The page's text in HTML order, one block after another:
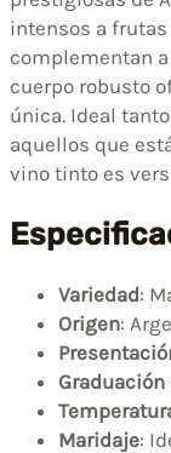
intensos a
complementan
cuerpo robusto
única. Ideal
aquellos que
vino tinto es
Variedad:
Origen:
Maridaje: